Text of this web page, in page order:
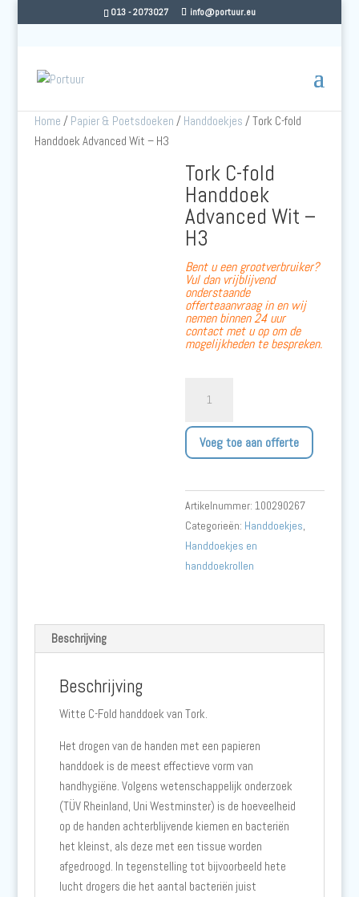
013 - 2073027 info@portuur.eu
Home / Papier & Poetsdoeken / Handdoekjes / Tork C-fold
Handdoek Advanced Wit – H3
Tork C-fold
Handdoek
Advanced Wit –
H3
Bent u een grootverbruiker?
Vul dan vrijblijvend
onderstaande
offerteaanvraag in en wij
nemen binnen 24 uur
contact met u op om de
mogelijkheden te bespreken.
fold
Handdoek
Wit
-
H3
aantal
Voeg toe aan offerte
Artikelnummer:100290267
Categorieën: Handdoekjes
Handdoekjes en
handdoekrollen
Beschrijving
Beschrijving
Witte C-Fold handdoek van Tork.
Het drogen van de handen met een papieren
handdoek is de meest effectieve vorm van
handhygiëne. Volgens wetenschappelijk onderzoek
(TÜV Rheinland, Uni Westminster) is de hoeveelheid
op de handen achterblijvende kiemen en bacteriën
het kleinst, als deze met een tissue worden
afgedroogd. In tegenstelling tot bijvoorbeeld hete
lucht drogers die het aantal bacteriën juist